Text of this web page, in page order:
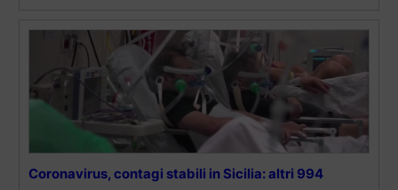
Coronavirus, contagi stabili in Sicilia: altri 994